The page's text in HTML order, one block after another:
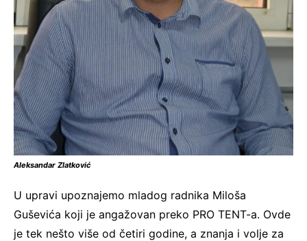
Aleksandar Zlatković
U upravi upoznajemo mladog radnika Miloša
Guševića koji je angažovan preko PRO TENT-a. Ovde
je tek nešto više od četiri godine, a znanja i volje za